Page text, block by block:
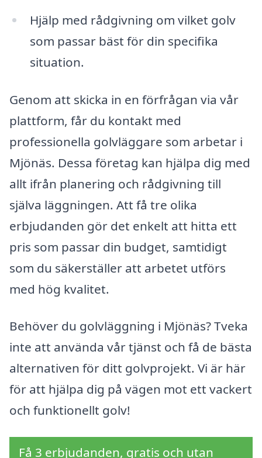
Hjälp med rådgivning om vilket golv
som passar bäst för din specifika
situation.
Genom att skicka in en förfrågan via vår
plattform, får du kontakt med
professionella golvläggare som arbetar i
Mjönäs. Dessa företag kan hjälpa dig med
allt ifrån planering och rådgivning till
själva läggningen. Att få tre olika
erbjudanden gör det enkelt att hitta ett
pris som passar din budget, samtidigt
som du säkerställer att arbetet utförs
med hög kvalitet.
Behöver du golvläggning i Mjönäs? Tveka
inte att använda vår tjänst och få de bästa
alternativen för ditt golvprojekt. Vi är här
för att hjälpa dig på vägen mot ett vackert
och funktionellt golv!
Få 3 erbjudanden, gratis och utan